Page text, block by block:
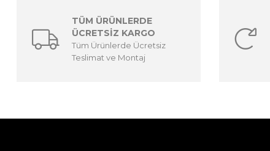
TÜM ÜRÜNLERDE
ÜCRETSİZ KARGO
Tüm Ürünlerde Ücretsiz
Teslimat ve Montaj